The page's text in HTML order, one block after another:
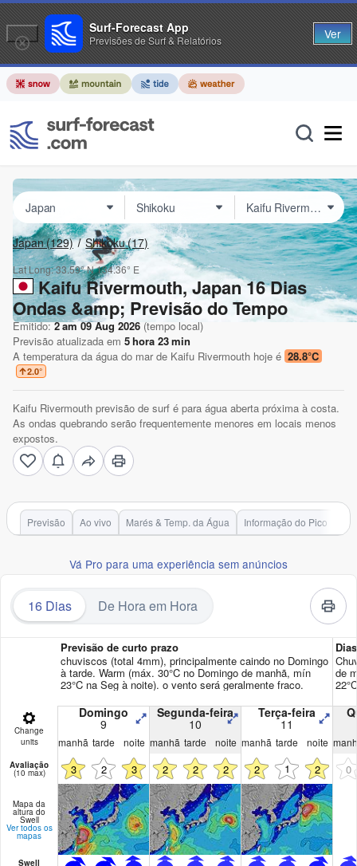
Japan(129) Shikoku(17)
Lat Long:33.59° N134.36° E
Kaifu Rivermouth, Japan 16 Dias
Ondas &amp; Previsão do Tempo
Emitido:2 am 09 Aug 2026 (tempo local)
Previsão atualizada em 5hora 23min
A temperatura da água do mar de Kaifu Rivermouth hoje é 28.8°C
2.0°
Kaifu Rivermouth previsão de surf é para água aberta próxima à costa.
As ondas quebrando serão frequentemente menores em locais menos
expostos.
Previsão Ao vivo Marés & Temp. da Água Informação do Pico
Vá Pro para uma experiência sem anúncios
16 Dias De Hora em Hora
Previsão de curto prazo
chuviscos (total 4mm), principalmente caindo no Domingo
à tarde. Warm (máx. 30°C no Domingo de manhã, mín
23°C na Seg à noite). o vento será geralmente fraco.
de
Change
units
Domingo
9
Segunda-feira
10
Terça-feira
11
manhã tarde noite manhã tarde noite manhã tarde noite
Avaliação
(10 max) 3 2 3 2 2 2 2 1 2 0
Mapa da
altura do
Swell
Ver todos os
mapas
Swell
Surf-Forecast App
Previsões de Surf & Relatórios Ver